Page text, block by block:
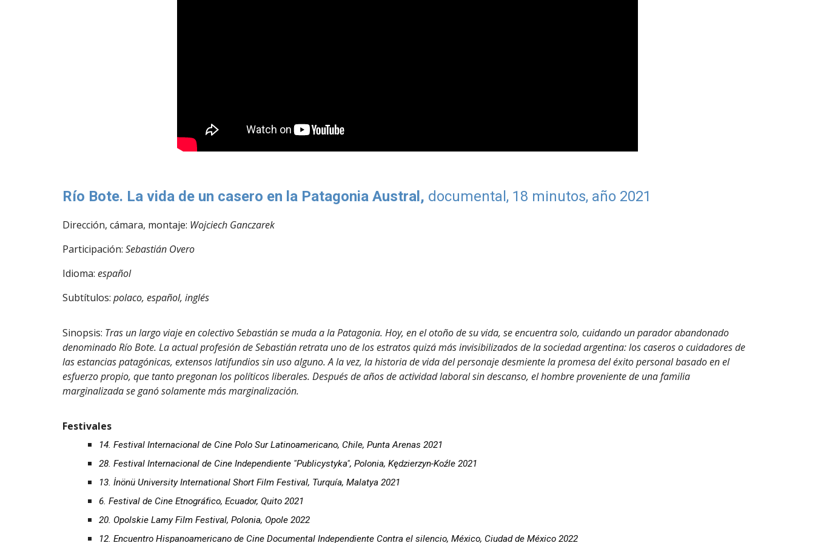
Río Bote. La vida de un casero en la Patagonia Austral, documental, 18 minutos, año 2021
Dirección, cámara, montaje: Wojciech Ganczarek
Participación: Sebastián Overo
Idioma: español
Subtítulos: polaco, español, inglés
Sinopsis: Tras un largo viaje en colectivo Sebastián se muda a la Patagonia. Hoy, en el otoño de su vida, se encuentra solo, cuidando un parador abandonado
denominado Río Bote. La actual profesión de Sebastián retrata uno de los estratos quizá más invisibilizados de la sociedad argentina: los caseros o cuidadores de
las estancias patagónicas, extensos latifundios sin uso alguno. A la vez, la historia de vida del personaje desmiente la promesa del éxito personal basado en el
esfuerzo propio, que tanto pregonan los políticos liberales. Después de años de actividad laboral sin descanso, el hombre proveniente de una familia
marginalizada se ganó solamente más marginalización.
Festivales
14. Festival Internacional de Cine Polo Sur Latinoamericano, Chile, Punta Arenas 2021
28. Festival Internacional de Cine Independiente "Publicystyka", Polonia, Kędzierzyn-Koźle 2021
13. İnönü University International Short Film Festival, Turquía, Malatya 2021
6. Festival de Cine Etnográfico, Ecuador, Quito 2021
20. Opolskie Lamy Film Festival, Polonia, Opole 2022
12. Encuentro Hispanoamericano de Cine Documental Independiente Contra el silencio, México, Ciudad de México 2022